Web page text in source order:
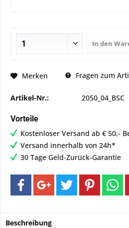
In den
Merken Fragen zum
Artikel-Nr.: 2050_04_BSC
Vorteile
Kostenloser Versand ab € 50,-
Versand innerhalb von 24h*
30 Tage Geld-Zurück-Garantie
Beschreibung